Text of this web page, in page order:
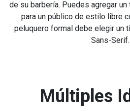
de su barbería. Puedes agregar
para un público de estilo libre
peluquero formal debe elegir un
Sans-Serif.
Múltiples